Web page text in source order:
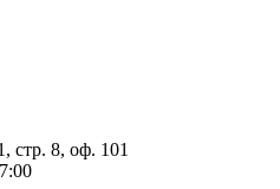
стр. 8, оф. 101